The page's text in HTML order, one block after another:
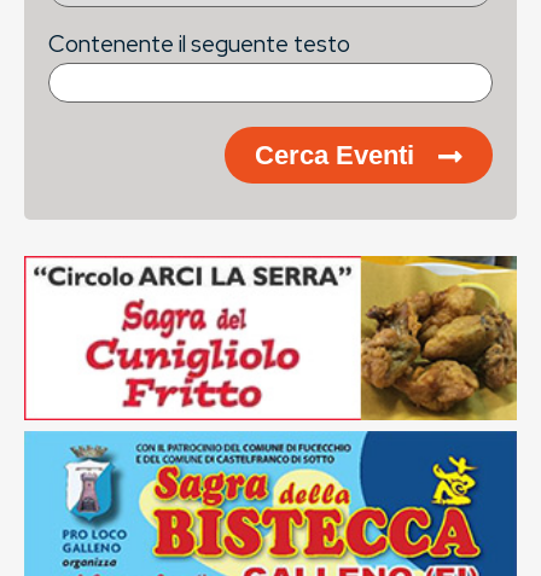
Contenente il seguente testo
Cerca Eventi